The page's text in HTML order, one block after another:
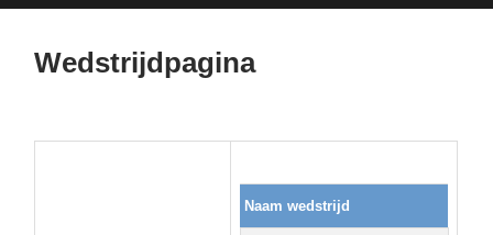
mobiel
Wedstrijdpagina
Naam wedstrijd